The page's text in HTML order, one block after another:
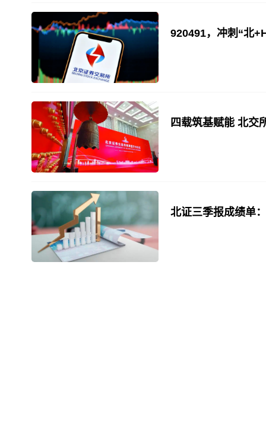
920491，冲刺“北
四载筑基赋能 北交
北证三季报成绩单